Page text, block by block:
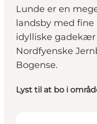
Lunde er en
landsby med
idylliske gadekær
Nordfyenske
Bogense.
Lyst til at bo i